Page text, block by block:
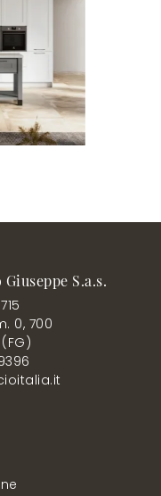
S.a.s.
0, 700